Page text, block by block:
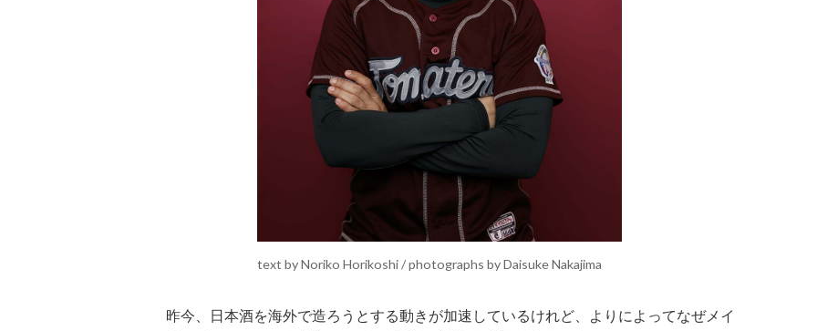
text by Noriko Horikoshi / photographs by Daisuke Nakajima
昨今、日本酒を海外で造ろうとする動きが加速しているけれど、よりによってなぜメイ